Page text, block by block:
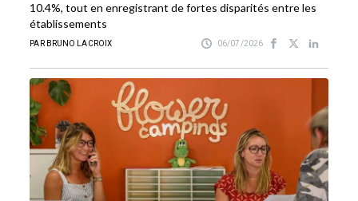
10.4%, tout en enregistrant de fortes disparités entre les
établissements
PAR BRUNO LACROIX 06/07/2026